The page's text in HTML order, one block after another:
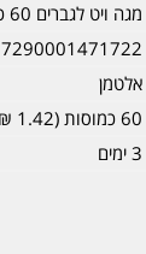
מגה ויט לגברים 60 כמוסות
7290001471722
אלטמן
60 כמוסות (1.42 ₪ ליחידה)
3 ימים